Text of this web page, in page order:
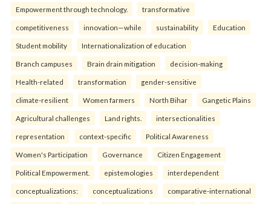
Empowerment through technology. transformative
competitiveness innovation—while sustainability Education
Student mobility Internationalization of education
Branch campuses Brain drain mitigation decision-making
Health-related transformation gender-sensitive
climate-resilient Women farmers North Bihar Gangetic Plains
Agricultural challenges Land rights. intersectionalities
representation context-specific Political Awareness
Women's Participation Governance Citizen Engagement
Political Empowerment. epistemologies interdependent
conceptualizations: conceptualizations comparative-international